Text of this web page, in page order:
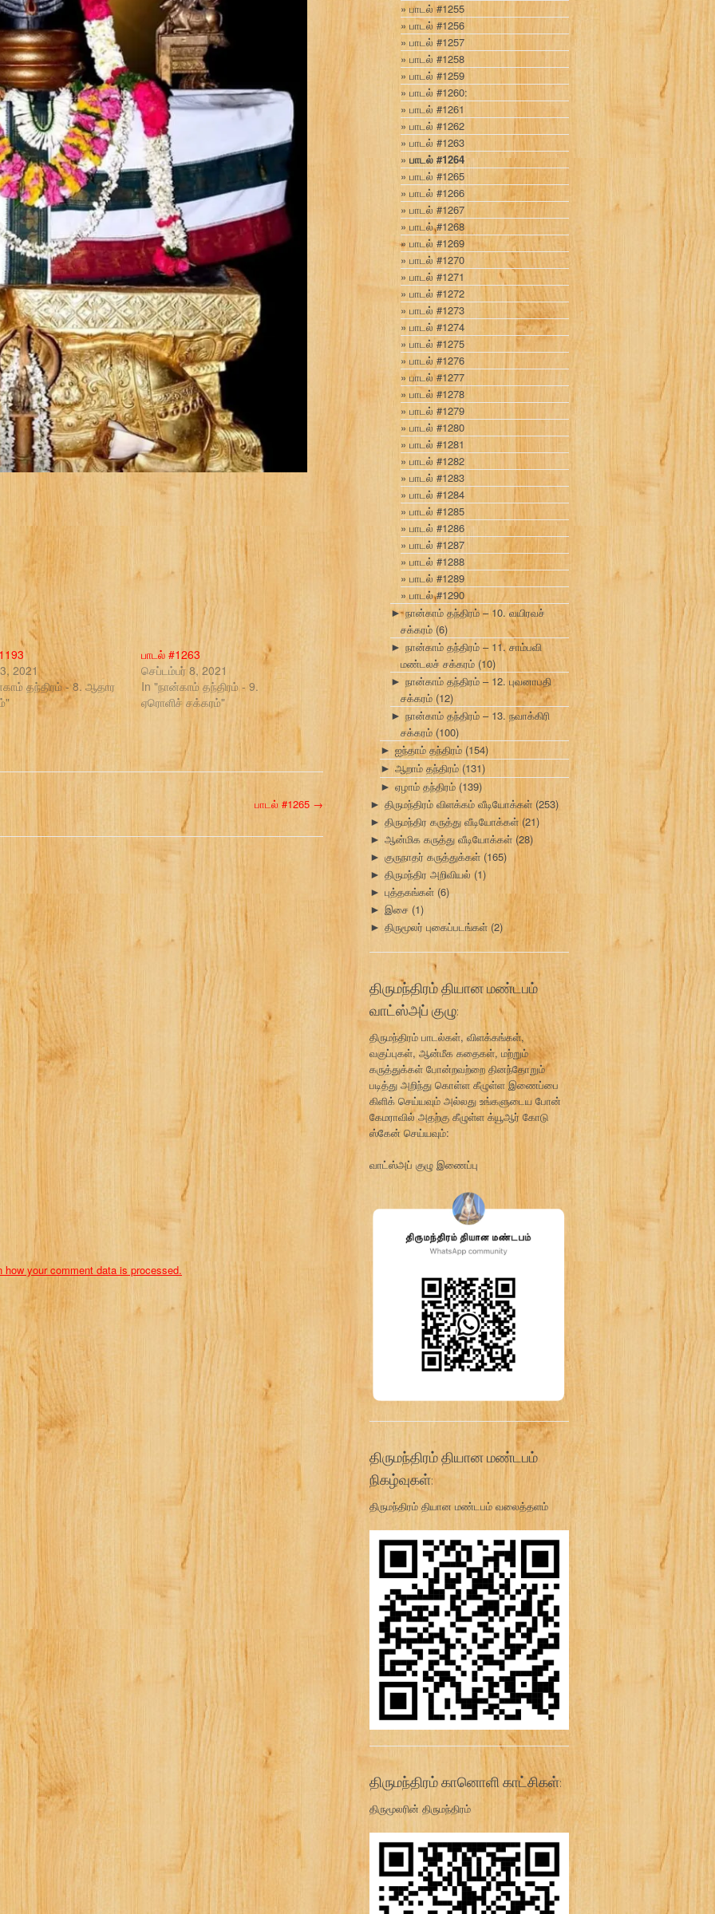
2021
தந்திரம் - 8. ஆதார
பாடல் #1263
செப்டம்பர் 8, 2021
In "நான்காம் தந்திரம் - 9.
ஏரொளிச் சக்கரம்"
பாடல் #1265 →
how your comment data is processed.
பாடல் #1255
பாடல் #1256
பாடல் #1257
பாடல் #1258
பாடல் #1259
பாடல் #1260:
பாடல் #1261
பாடல் #1262
பாடல் #1263
பாடல் #1264
பாடல் #1265
பாடல் #1266
பாடல் #1267
பாடல் #1268
பாடல் #1269
பாடல் #1270
பாடல் #1271
பாடல் #1272
பாடல் #1273
பாடல் #1274
பாடல் #1275
பாடல் #1276
பாடல் #1277
பாடல் #1278
பாடல் #1279
பாடல் #1280
பாடல் #1281
பாடல் #1282
பாடல் #1283
பாடல் #1284
பாடல் #1285
பாடல் #1286
பாடல் #1287
பாடல் #1288
பாடல் #1289
பாடல் #1290
► நான்காம் தந்திரம் – 10. வயிரவச்
சக்கரம்(6)
► நான்காம் தந்திரம் – 11. சாம்பவி
மண்டலச் சக்கரம் (10)
► நான்காம் தந்திரம் – 12. புவனாபதி
சக்கரம் (12)
► நான்காம் தந்திரம் – 13. நவாக்கிரி
சக்கரம் (100)
► ஐந்தாம் தந்திரம் (154)
► ஆறாம் தந்திரம் (131)
► ஏழாம் தந்திரம் (139)
► திருமந்திரம் விளக்கம் வீடியோக்கள் (253)
► திருமந்திர கருத்து வீடியோக்கள் (21)
► ஆன்மிக கருத்து வீடியோக்கள் (28)
► குருநாதர் கருத்துக்கள் (165)
► திருமந்திர அறிவியல் (1)
► புத்தகங்கள் (6)
► இசை (1)
► திருமூலர் புகைப்படங்கள் (2)
திருமந்திரம் தியான மண்டபம்
வாட்ஸ்அப் குழு:
திருமந்திரம் பாடல்கள், விளக்கங்கள்,
வகுப்புகள், ஆன்மீக கதைகள், மற்றும்
கருத்துக்கள் போன்றவற்றை தினந்தோறும்
படித்து அறிந்து கொள்ள கீழுள்ள இணைப்பை
கிளிக் செய்யவும் அல்லது உங்களுடைய போன்
கேமராவில் அதற்கு கீழுள்ள க்யூஆர் கோடு
ஸ்கேன் செய்யவும்:
வாட்ஸ்அப் குழு இணைப்பு
திருமந்திரம் தியான மண்டபம்
நிகழ்வுகள்:
திருமந்திரம் தியான மண்டபம் வலைத்தளம்
திருமந்திரம் கானொளி காட்சிகள்:
திருமூலரின் திருமந்திரம்